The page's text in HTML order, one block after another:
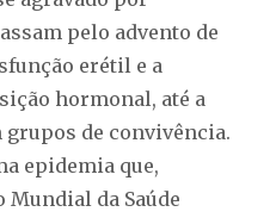
pelo advento de
erétil e a
hormonal, até a
de convivência.
epidemia que,
Mundial da Saúde